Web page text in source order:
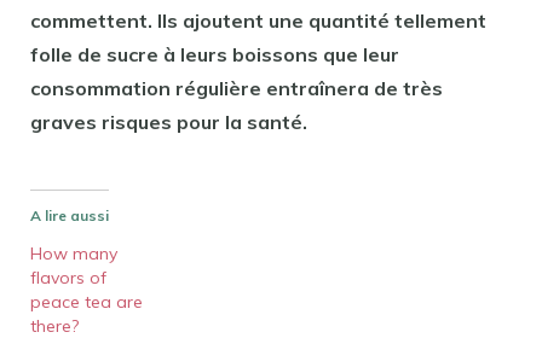
commettent. Ils ajoutent une quantité tellement
folle de sucre à leurs boissons que leur
consommation régulière entraînera de très
graves risques pour la santé.
A lire aussi
How many
flavors of
peace tea are
there?